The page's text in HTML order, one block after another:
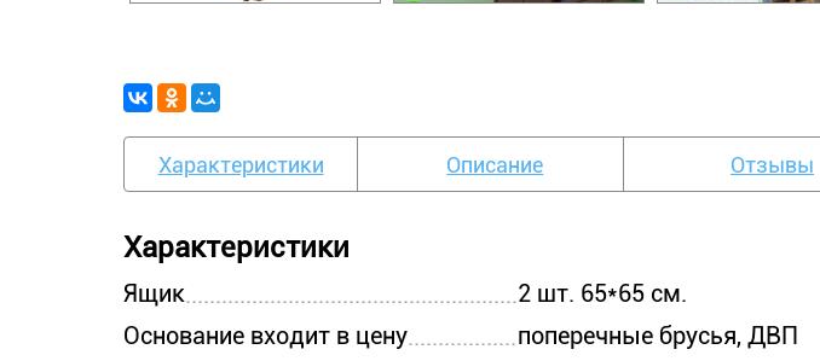
Характеристики Описание Отзывы
Характеристики
Ящик
2 шт. 65*65 см.
Основание входит в цену
поперечные брусья, ДВП